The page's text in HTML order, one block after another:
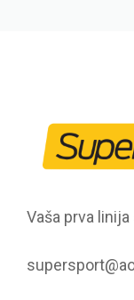
Vaša prva